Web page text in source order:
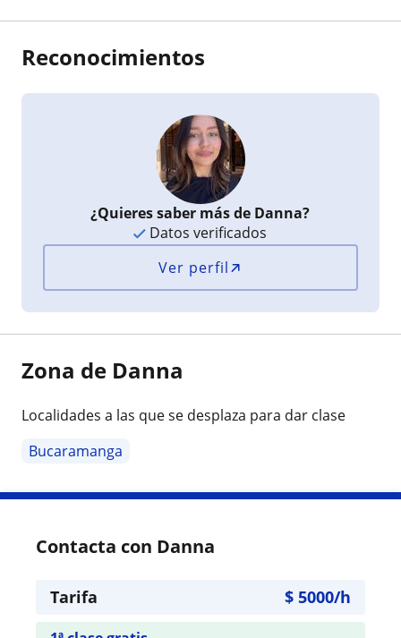
Reconocimientos
¿Quieres saber más de Danna?
Datos verificados
Ver perfil
Zona de Danna
Localidades a las que se desplaza para dar clase
Bucaramanga
Contacta con Danna
Tarifa $ 5000/h